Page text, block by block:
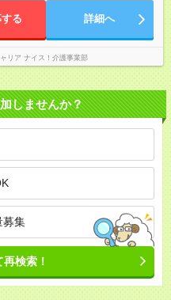
る 詳細へ
リア ナイス！介護事業部
しませんか？
募集
検索！